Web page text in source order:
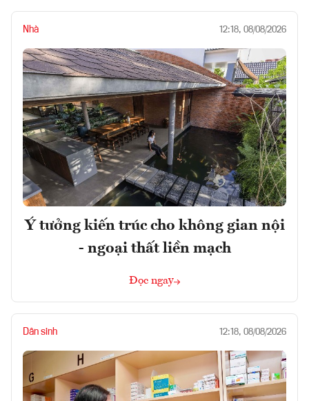
Nhà 12:18, 08/08/2026
Ý tưởng kiến trúc cho không gian nội
- ngoại thất liền mạch
Đọc ngay
Dân sinh 12:18, 08/08/2026